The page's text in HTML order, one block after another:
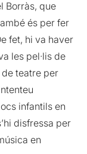
Borràs, que
és per fer
fet, hi va haver
les pel·lis de
de teatre per
infantils en
disfressa per
en